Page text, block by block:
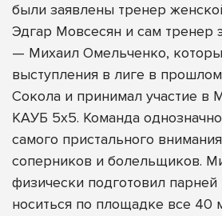
были заявлены тренер
Эдгар Мовсесян и сам тренер
— Михаил Омельченко,
выступления в лиге в
Сокола и принимал участие в
КАУБ 5х5. Команда
самого пристального
соперников и болельщиков.
физически подготовил парней
носиться по площадке все 40